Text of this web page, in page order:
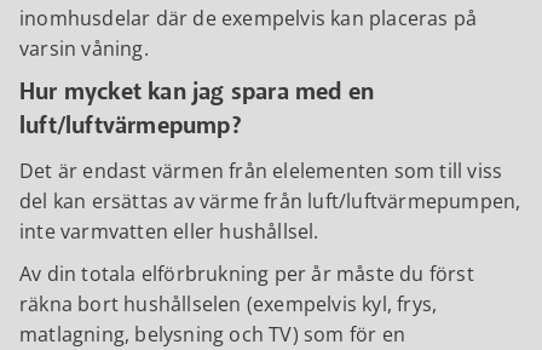
inomhusdelar där de exempelvis kan placeras på
varsin våning.
Hur mycket kan jag spara med en
luft/luftvärmepump?
Det är endast värmen från elelementen som till viss
del kan ersättas av värme från luft/luftvärmepumpen,
inte varmvatten eller hushållsel.
Av din totala elförbrukning per år måste du först
räkna bort hushållselen (exempelvis kyl, frys,
matlagning, belysning och TV) som för en